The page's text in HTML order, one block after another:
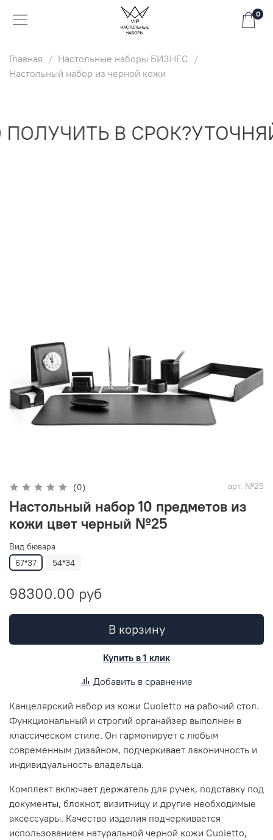
0
Главная
Настольные наборы БИЗНЕС
Настольный набор из черной кожи
В СРОК?
(0) арт. №25
Настольный набор 10 предметов из
кожи цвет черный №25
Вид бювара
67*37
54*34
98300.00 руб
В корзину
Купить в 1 клик
Добавить в сравнение
Канцелярский набор из кожи Cuoietto на рабочий стол.
Функциональный и строгий органайзер выполнен в
классическом стиле. Он гармонирует с любым
современным дизайном, подчеркивает лаконичность и
индивидуальность владельца.
Комплект включает держатель для ручек, подставку под
документы, блокнот, визитницу и другие необходимые
аксессуары. Качество изделия подчеркивается
использованием натуральной черной кожи Cuoietto,